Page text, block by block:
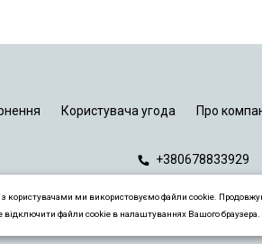
Користувача угода Про
+380678833929
з користувачами ми використовуємо файли cookie.
файли cookie в налаштуваннях Вашого браузера.